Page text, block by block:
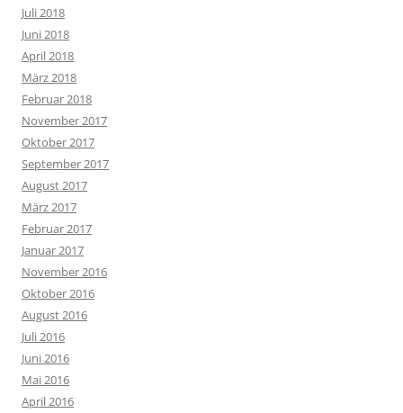
Juli 2018
Juni 2018
April 2018
März 2018
Februar 2018
November 2017
Oktober 2017
September 2017
August 2017
März 2017
Februar 2017
Januar 2017
November 2016
Oktober 2016
August 2016
Juli 2016
Juni 2016
Mai 2016
April 2016